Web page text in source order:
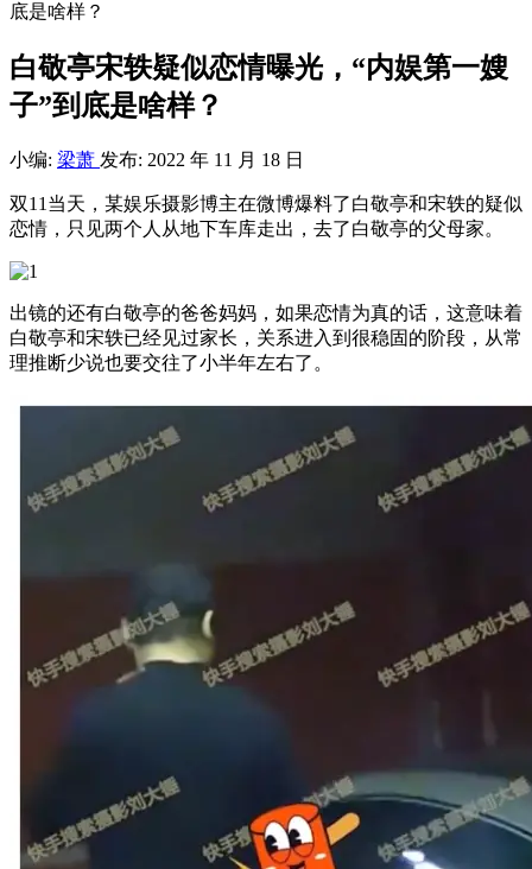
底是啥样？
白敬亭宋轶疑似恋情曝光，“内娱第一嫂
子”到底是啥样？
小编: 梁萧 发布: 2022 年 11 月 18 日
双11当天，某娱乐摄影博主在微博爆料了白敬亭和宋轶的疑似
恋情，只见两个人从地下车库走出，去了白敬亭的父母家。
出镜的还有白敬亭的爸爸妈妈，如果恋情为真的话，这意味着
白敬亭和宋轶已经见过家长，关系进入到很稳固的阶段，从常
理推断少说也要交往了小半年左右了。